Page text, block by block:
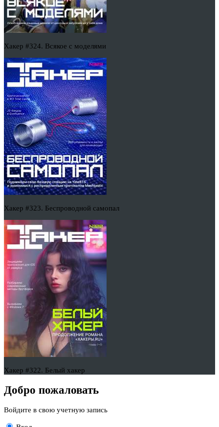
Хакер #324. Всякое с моделями
Хакер #323. Беспроводной самопал
Хакер #322. Белый хакер
Добро пожаловать
Войдите в свою учетную запись